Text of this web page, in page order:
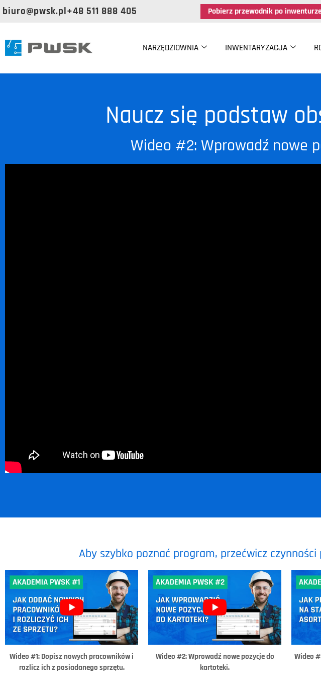
biuro@pwsk.pl+48 511 888 405 Pobierz przewodnik po
NARZĘDZIOWNIA INWENTARYZACJA
Naucz się podstaw
Wideo #2: Wprowadź nowe
Aby szybko poznać program, przećwicz
Wideo #1: Dopisz nowych pracowników i
rozlicz ich z posiadanego sprzętu.
Wideo #2: Wprowadź nowe pozycje do
kartoteki.
Wideo